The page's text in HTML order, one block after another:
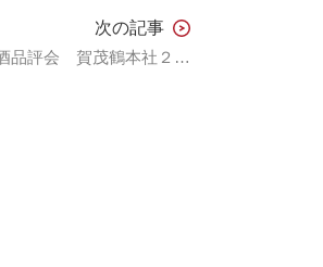
次の記事
西条清酒品評会 賀茂鶴本社２号蔵 椋田杜氏が最優秀受賞（2012.03.22）